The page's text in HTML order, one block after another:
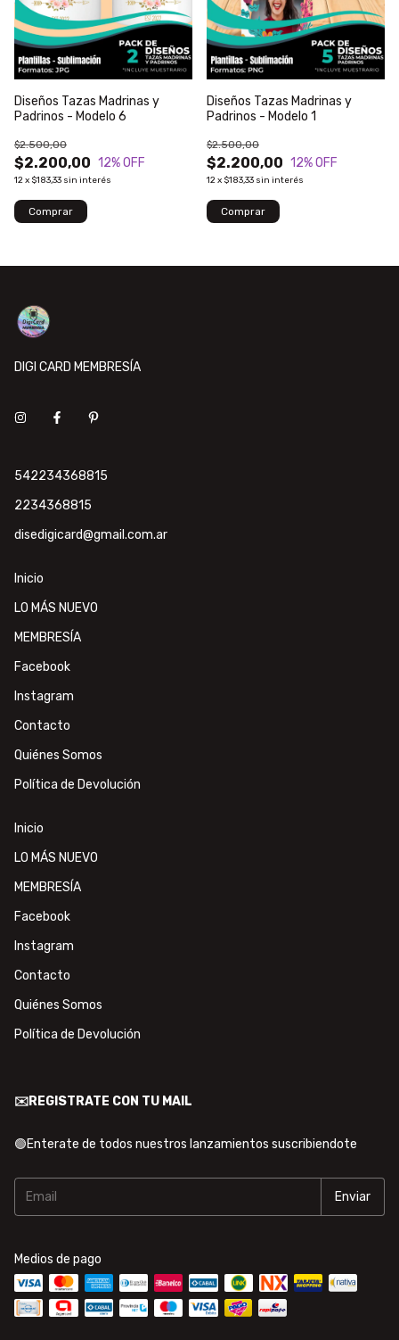
Diseños Tazas Madrinas y
Padrinos - Modelo 6
$2.200,00
$2.500,00
12% OFF
12x $183,33 sin interés
Diseños Tazas Madrinas y
Padrinos - Modelo 1
$2.200,00
$2.500,00
12% OFF
12x $183,33 sin interés
DIGI CARD MEMBRESÍA
542234368815
2234368815
disedigicard@gmail.com.ar
Inicio
LO MÁS NUEVO
MEMBRESÍA
Facebook
Instagram
Contacto
Quiénes Somos
Política de Devolución
Inicio
LO MÁS NUEVO
MEMBRESÍA
Facebook
Instagram
Contacto
Quiénes Somos
Política de Devolución
✉️REGISTRATE CON TU MAIL
🟢Enterate de todos nuestros lanzamientos suscribiendote
Medios de pago